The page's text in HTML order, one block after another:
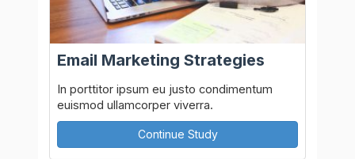
Email Marketing Strategies
In porttitor ipsum eu justo condimentum
euismod ullamcorper viverra.
Continue Study